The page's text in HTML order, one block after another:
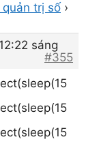
quản trị số ›
sáng
#355